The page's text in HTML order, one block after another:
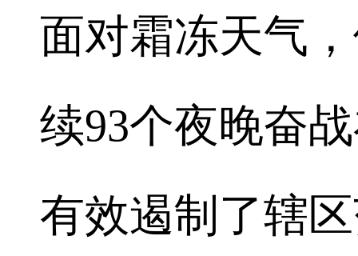
面对霜冻天气
续93个夜晚奋
有效遏制了辖